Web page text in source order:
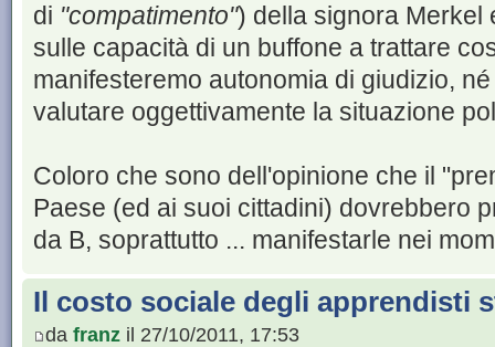
di "compatimento") della signora Merkel
sulle capacità di un buffone a trattare
manifesteremo autonomia di giudizio,
valutare oggettivamente la situazione
Coloro che sono dell'opinione che il
Paese (ed ai suoi cittadini) dovrebbero
da B, soprattutto ... manifestarle nei
Il costo sociale degli apprendisti
da franz il 27/10/2011, 17:53